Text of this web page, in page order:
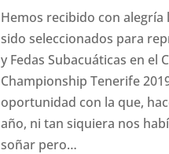
Hemos recibido con
sido seleccionados para
y Fedas Subacuáticas en el
Championship Tenerife
oportunidad con la que,
año, ni tan siquiera nos
soñar pero…